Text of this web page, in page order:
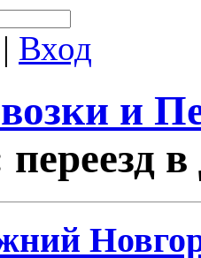
| Вход
и
переезд